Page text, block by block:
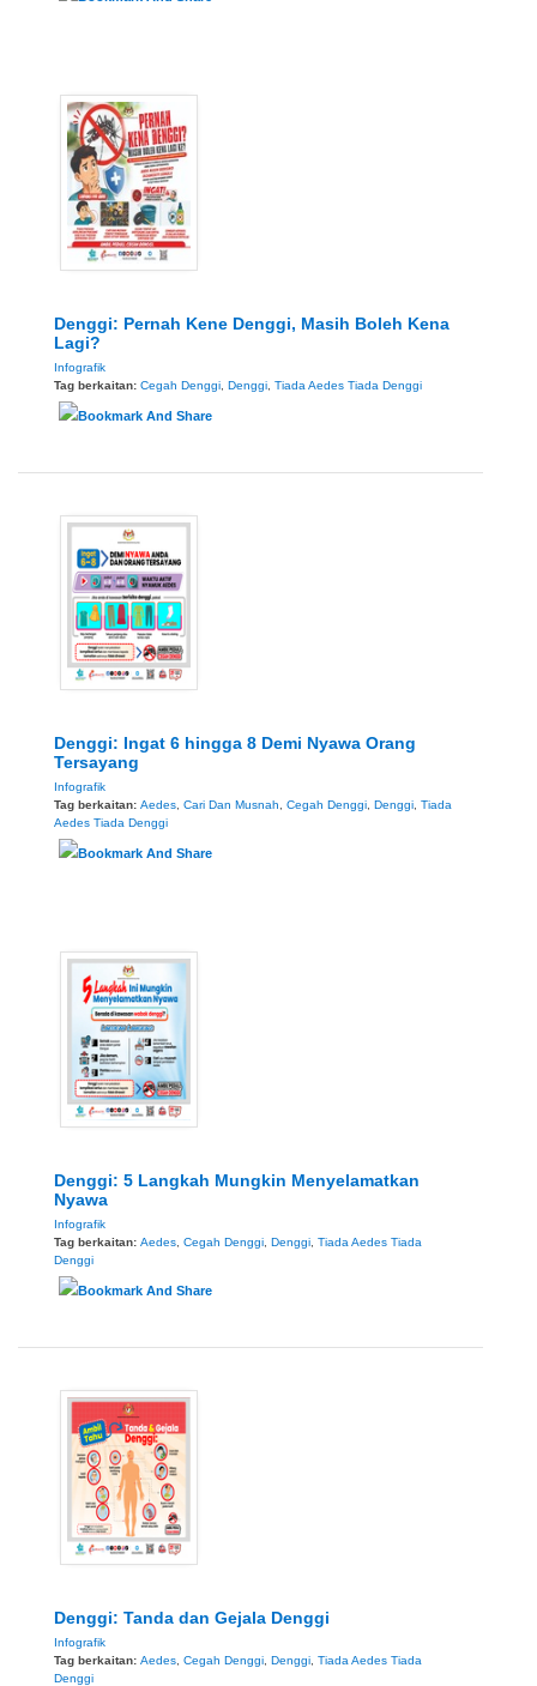
Denggi: Pernah Kene Denggi, Masih Boleh Kena
Lagi?
Infografik
Tag berkaitan: Cegah Denggi Denggi Tiada Aedes Tiada Denggi
Denggi: Ingat 6 hingga 8 Demi Nyawa Orang
Tersayang
Infografik
Tag berkaitan: Aedes, Cari Dan Musnah, Cegah Denggi, Denggi, Tiada
Aedes Tiada Denggi
Denggi: 5 Langkah Mungkin Menyelamatkan
Nyawa
Infografik
Tag berkaitan: Aedes Cegah Denggi Denggi Tiada Aedes Tiada
Denggi
Denggi: Tanda dan Gejala Denggi
Infografik
Tag berkaitan: Aedes Cegah Denggi Denggi Tiada Aedes Tiada
Denggi